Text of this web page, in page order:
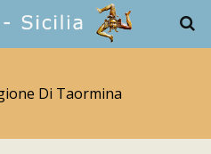
Di Taormina